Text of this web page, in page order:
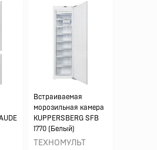
Встраиваемая
морозильная камера
KUPPERSBERG SFB
1770 (Белый)
ТЕХНОМУЛЬТ